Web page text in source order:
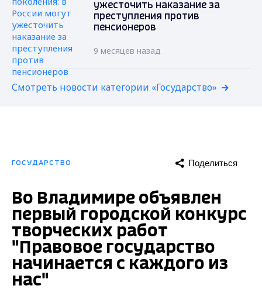
ужесточить наказание за
преступления против
пенсионеров
9 месяцев назад
Смотреть новости категории «Государство»
ГОСУДАРСТВО Поделиться
Во Владимире объявлен
первый городской конкурс
творческих работ
"Правовое государство
начинается с каждого из
нас"